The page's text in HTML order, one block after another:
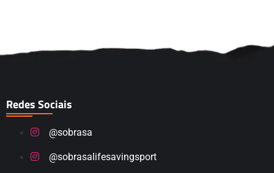
Redes Sociais
@sobrasa
@sobrasalifesavingsport